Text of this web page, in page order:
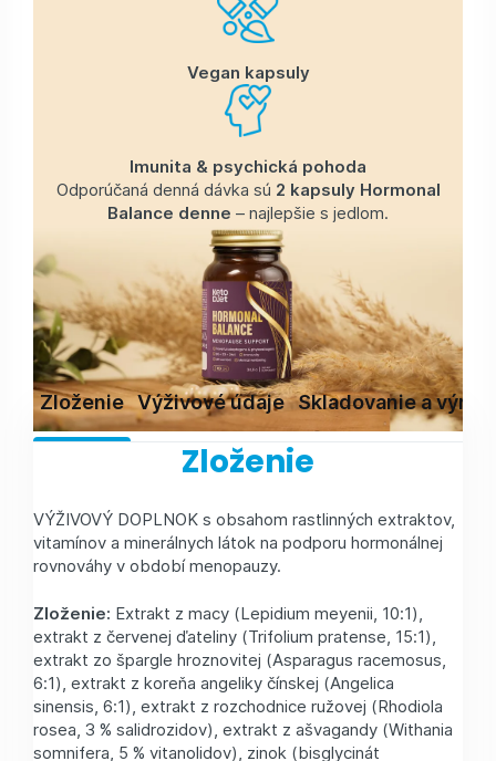
Vegan kapsuly
Imunita & psychická pohoda
Odporúčaná denná dávka sú 2 kapsuly Hormonal
Balance denne – najlepšie s jedlom.
Zloženie Výživové údaje Skladovanie a
Zloženie
VÝŽIVOVÝ DOPLNOK s obsahom rastlinných extraktov,
vitamínov a minerálnych látok na podporu hormonálnej
rovnováhy v období menopauzy.
Zloženie: Extrakt z macy (Lepidium meyenii, 10:1),
extrakt z červenej ďateliny (Trifolium pratense, 15:1),
extrakt zo špargle hroznovitej (Asparagus racemosus,
6:1), extrakt z koreňa angeliky čínskej (Angelica
sinensis, 6:1), extrakt z rozchodnice ružovej (Rhodiola
rosea, 3 % salidrozidov), extrakt z ašvagandy (Withania
somnifera, 5 % vitanolidov), zinok (bisglycinát